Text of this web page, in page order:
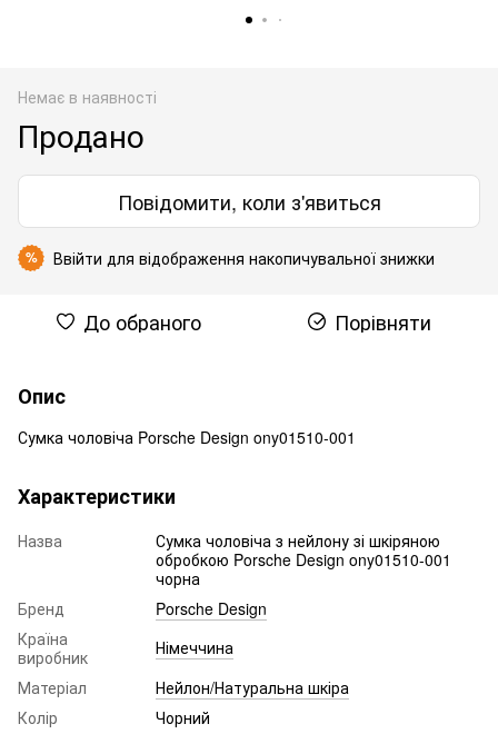
Немає в наявності
Продано
Повідомити, коли з'явиться
% Ввійти для відображення накопичувальної знижки
До обраного Порівняти
Опис
Сумка чоловіча Porsche Design ony01510-001
Характеристики
Назва
Сумка чоловіча з нейлону зі шкіряною
обробкою Porsche Design ony01510-001
чорна
Бренд
Porsche Design
Країна
виробник
Німеччина
Матеріал
Нейлон/Натуральна шкіра
Колір
Чорний